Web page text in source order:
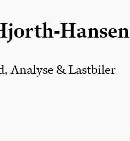
Hansen
Analyse & Lastbiler